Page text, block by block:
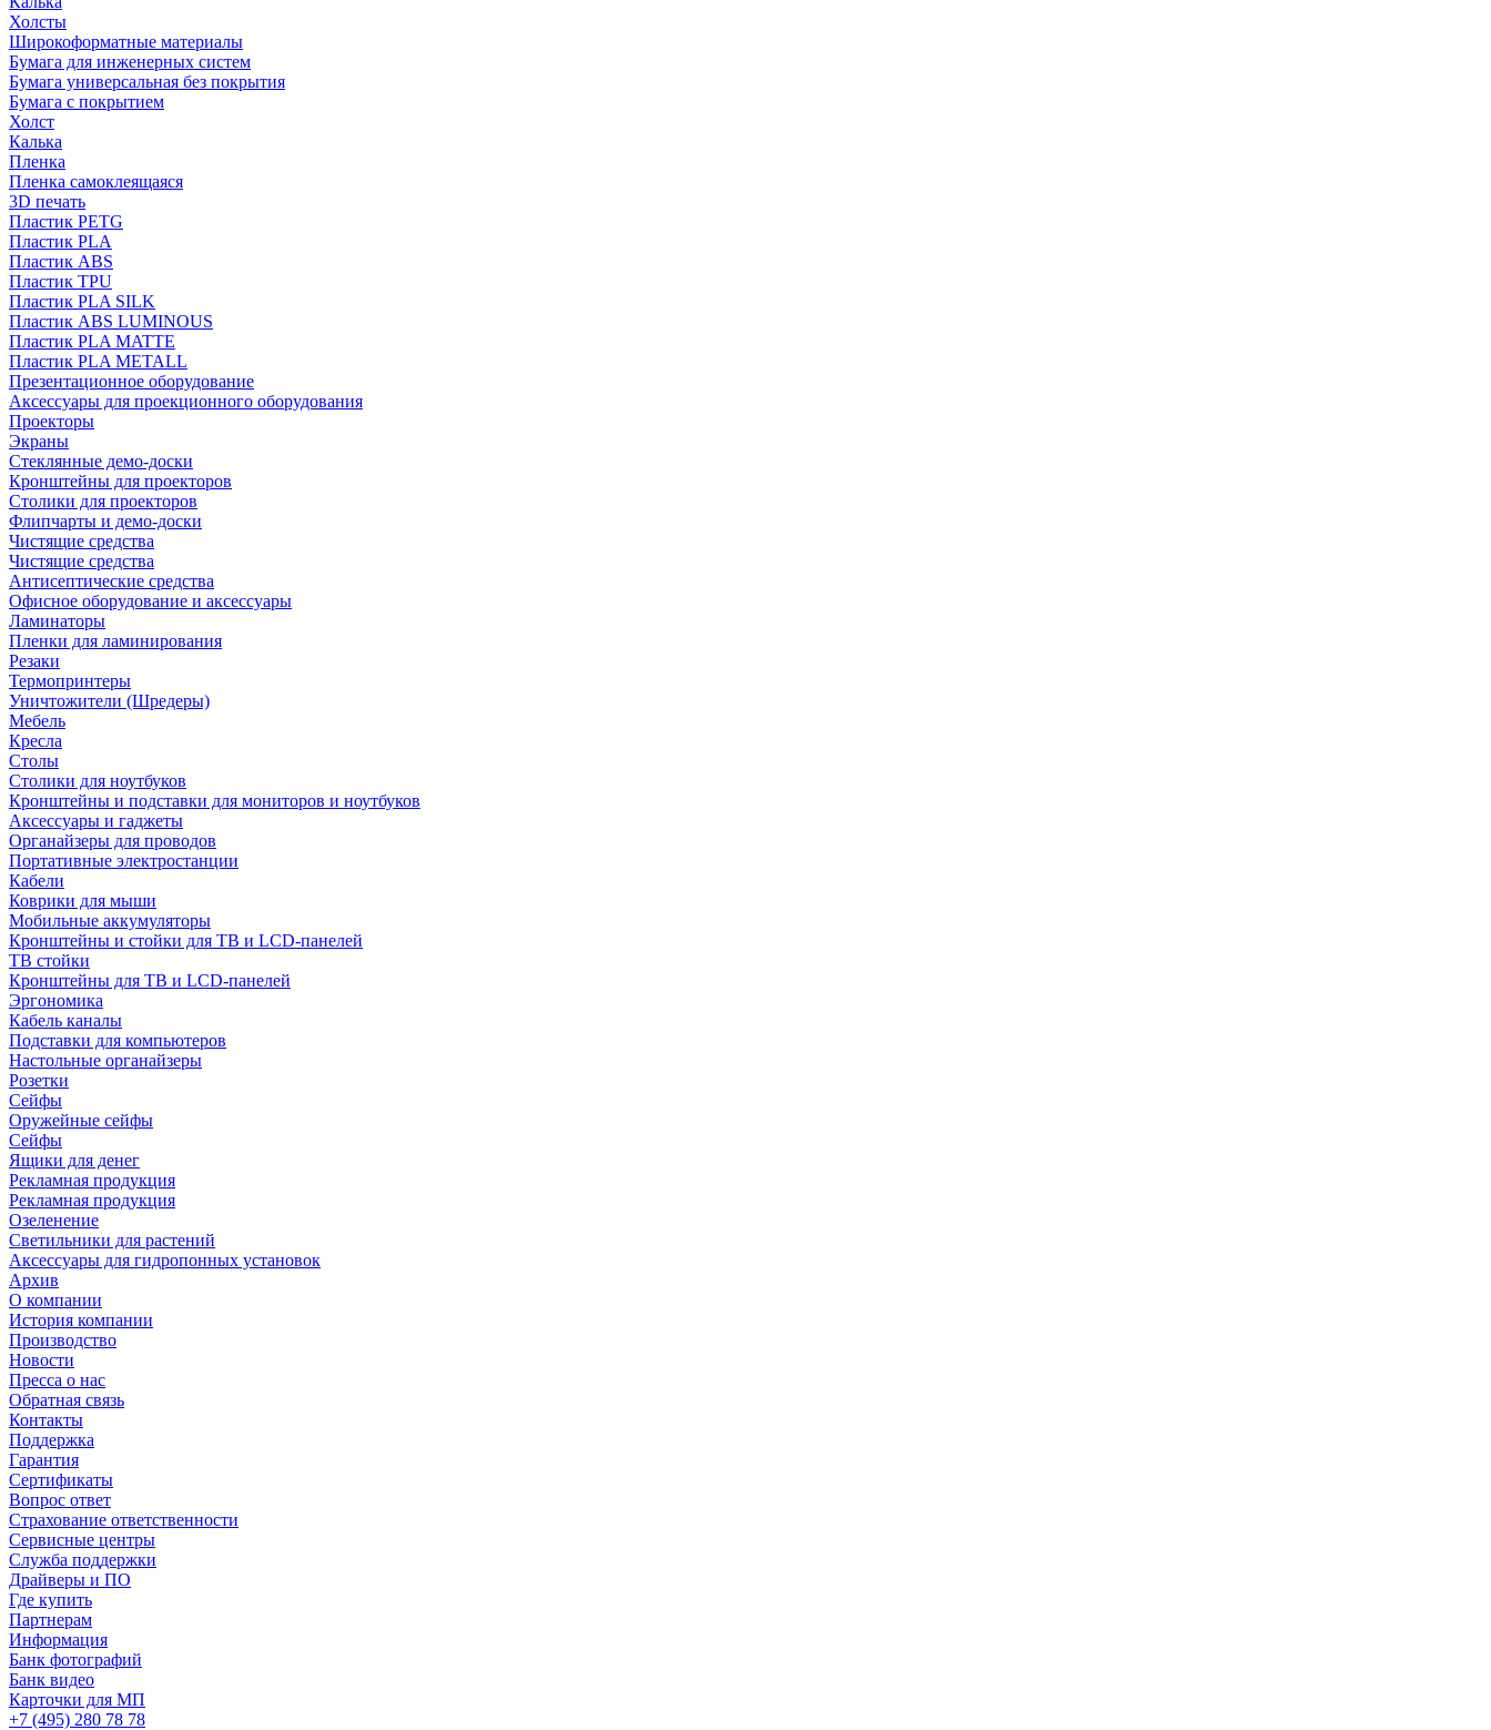
Холсты
Широкоформатные материалы
Бумага для инженерных систем
Бумага универсальная без покрытия
Бумага с покрытием
Холст
Калька
Пленка
Пленка самоклеящаяся
3D печать
Пластик PETG
Пластик PLA
Пластик ABS
Пластик TPU
Пластик PLA SILK
Пластик ABS LUMINOUS
Пластик PLA MATTE
Пластик PLA METALL
Презентационное оборудование
Аксессуары для проекционного оборудования
Проекторы
Экраны
Стеклянные демо-доски
Кронштейны для проекторов
Столики для проекторов
Флипчарты и демо-доски
Чистящие средства
Чистящие средства
Антисептические средства
Офисное оборудование и аксессуары
Ламинаторы
Пленки для ламинирования
Резаки
Термопринтеры
Уничтожители (Шредеры)
Мебель
Кресла
Столы
Столики для ноутбуков
Кронштейны и подставки для мониторов и ноутбуков
Аксессуары и гаджеты
Органайзеры для проводов
Портативные электростанции
Кабели
Коврики для мыши
Мобильные аккумуляторы
Кронштейны и стойки для ТВ и LCD-панелей
ТВ стойки
Кронштейны для ТВ и LCD-панелей
Эргономика
Кабель каналы
Подставки для компьютеров
Настольные органайзеры
Розетки
Сейфы
Оружейные сейфы
Сейфы
Ящики для денег
Рекламная продукция
Рекламная продукция
Озеленение
Светильники для растений
Аксессуары для гидропонных установок
Архив
О компании
История компании
Производство
Новости
Пресса о нас
Обратная связь
Контакты
Поддержка
Гарантия
Сертификаты
Вопрос ответ
Страхование ответственности
Сервисные центры
Служба поддержки
Драйверы и ПО
Где купить
Партнерам
Информация
Банк фотографий
Банк видео
Карточки для МП
+7 (495) 280 78 78